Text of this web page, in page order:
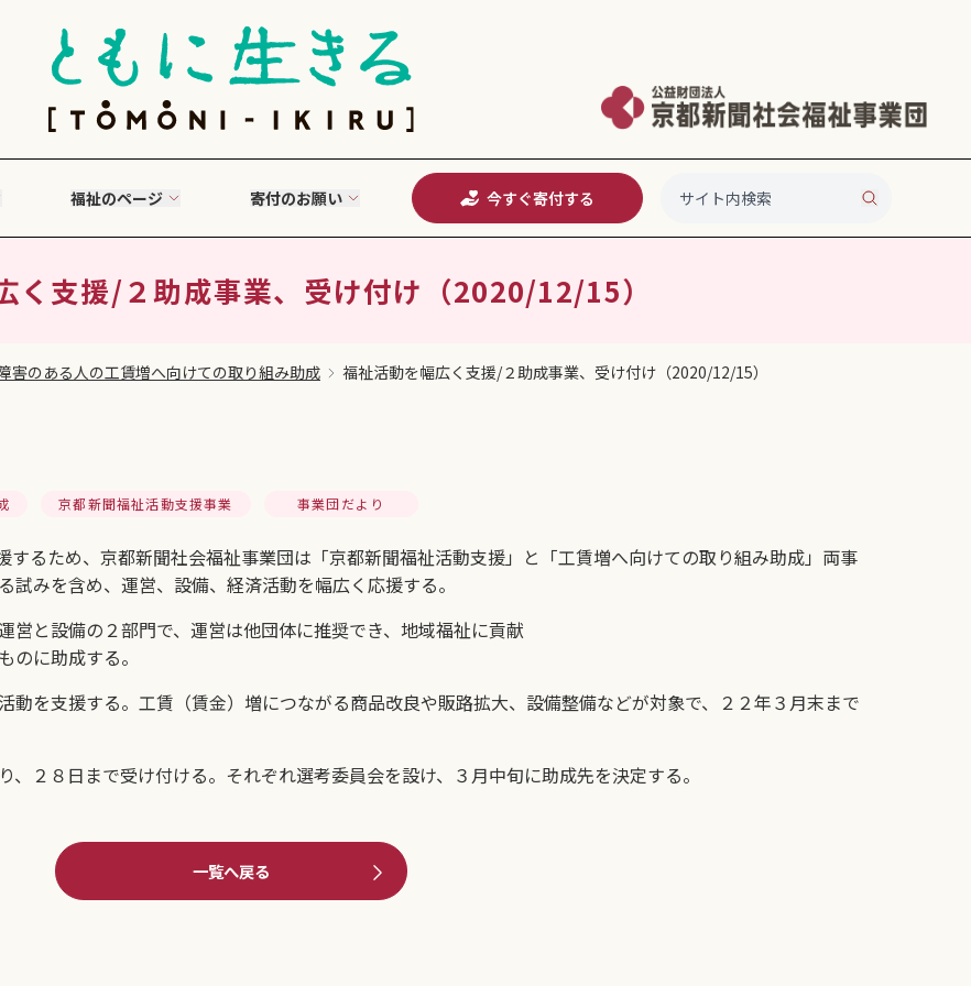
福祉のページ 寄付のお願い 今すぐ寄付する
く支援/２助成事業、受け付け（2020/12/15）
害のある人の工賃増へ向けての取り組み助成 福祉活動を幅広く支援/２助成事業、受け付け（2020/12/15）
京都新聞福祉活動支援事業 事業団だより
るため、京都新聞社会福祉事業団は「京都新聞福祉活動支援」と「工賃増へ向けての取り組み助成」両事
みを含め、運営、設備、経済活動を幅広く応援する。
と設備の２部門で、運営は他団体に推奨でき、地域福祉に貢献
に助成する。
動を支援する。工賃（賃金）増につながる商品改良や販路拡大、設備整備などが対象で、２２年３月末まで
２８日まで受け付ける。それぞれ選考委員会を設け、３月中旬に助成先を決定する。
一覧へ戻る